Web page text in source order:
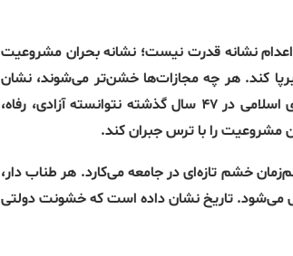
اعدام نشانه قدرت نیست؛ نشانه بحران مشروعیت
کند.هر چه مجازات‌ها خشن‌تر می‌شوند، نشان
جمهوری اسلامی در ۴۷ سال گذشته نتوانسته آزادی، رفاه،
مشروعیت را با ترس جبران کند.
خشم تازه‌ای در جامعه می‌کارد. هر طناب دار،
می‌شود. تاریخ نشان داده است که خشونت دولتی